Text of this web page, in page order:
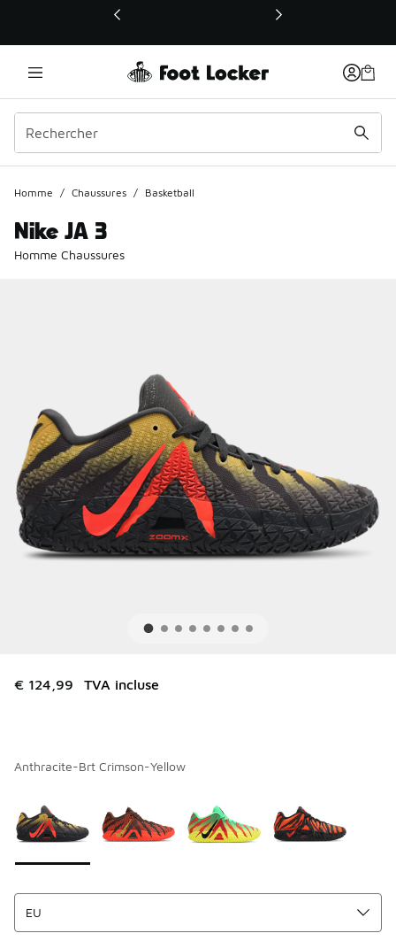
Ce lien ouvrira une nouvelle fenêtre
Homme / Chaussures / Basketball
Nike JA 3
Homme Chaussures
€ 124,99 TVA incluse
Anthracite-Brt Crimson-Yellow